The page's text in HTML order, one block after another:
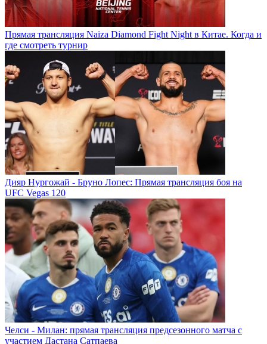
Прямая трансляция Naiza Diamond Fight Night в Китае. Когда и
где смотреть турнир
Дияр Нургожай - Бруно Лопес: Прямая трансляция боя на
UFC Vegas 120
Челси - Милан: прямая трансляция предсезонного матча с
участием Дастана Сатпаева